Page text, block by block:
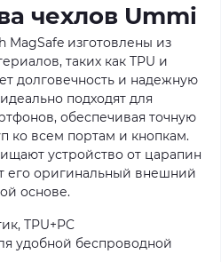
чехлов Ummi
изготовлены из
таких как TPU и
долговечность и надежную
подходят для
обеспечивая точную
ко всем портам и кнопкам.
устройство от царапин
его оригинальный внешний
основе.
TPU+PC
удобной беспроводной